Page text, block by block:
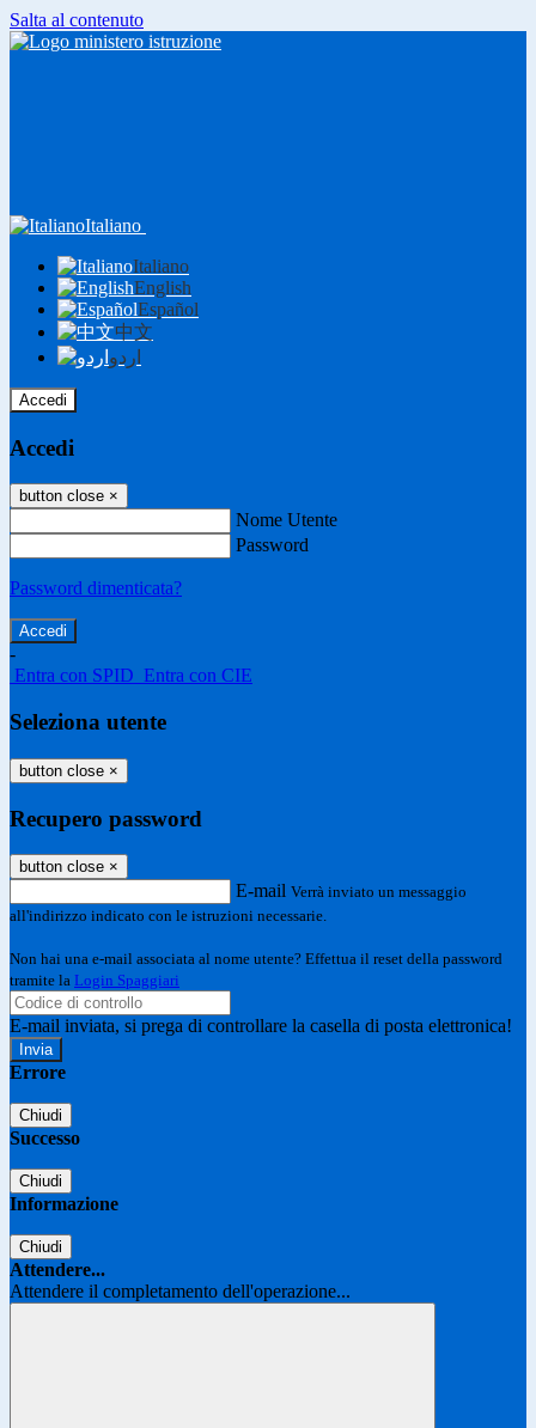
Salta al contenuto
Italiano
Italiano
English
Español
中文
اردو
Accedi
Accedi
button close ×
Nome Utente
Password
Password dimenticata?
-
Entra con SPID Entra con CIE
Seleziona utente
button close ×
Recupero password
button close ×
E-mail Verrà inviato un messaggio
all'indirizzo indicato con le istruzioni necessarie.
Non hai una e-mail associata al nome utente? Effettua il reset della password
tramite la Login Spaggiari
E-mail inviata, si prega di controllare la casella di posta elettronica!
Errore
Chiudi
Successo
Chiudi
Informazione
Chiudi
Attendere...
Attendere il completamento dell'operazione...